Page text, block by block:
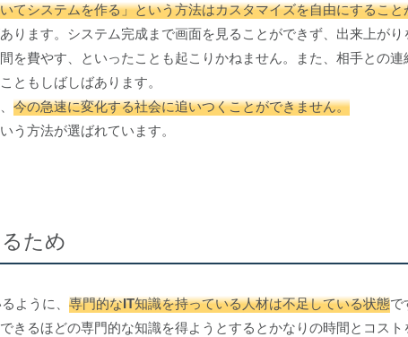
てシステムを作る」という方法はカスタマイズを自由にするこ
ります。システム完成まで画面を見ることができず、出来上が
を費やす、といったことも起こりかねません。また、相手との
ともしばしばあります。
今の急速に変化する社会に追いつくことができません。
う方法が選ばれています。
ため
ように、 専門的なIT知識を持っている人材は不足している状態で
きるほどの専門的な知識を得ようとするとかなりの時間とコスト